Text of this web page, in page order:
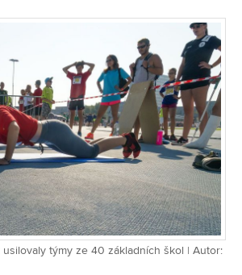
týmy ze 40 základních škol | Autor: